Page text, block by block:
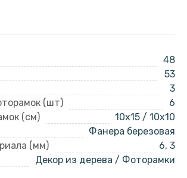
48
53
3
(шт)
6
(см)
10x15 / 10x10
Фанера березовая
(мм)
6, 3
Декор из дерева / Фоторамки